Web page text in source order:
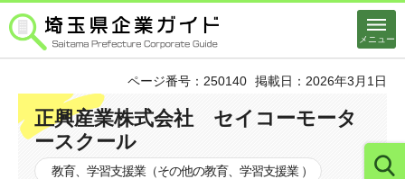
埼玉県企業ガイド メニュー
ページ番号：250140 掲載日：2026年3月1日
正興産業株式会社 セイコーモータ
ースクール
教育、学習支援業（その他の教育、学習支援業 ）